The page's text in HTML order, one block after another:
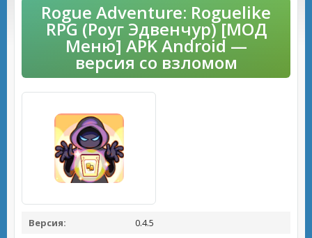
Rogue Adventure: Roguelike
RPG (Роуг Эдвенчур) [МОД
Меню] APK Android —
версия со взломом
Версия:
0.4.5